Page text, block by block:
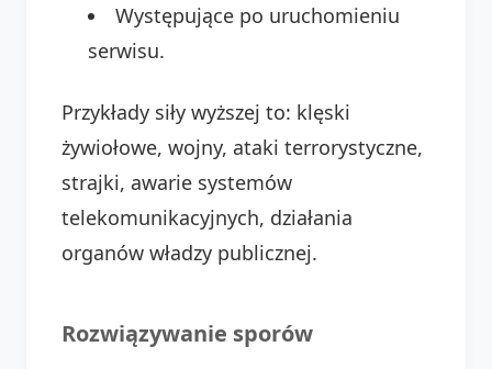
Występujące po uruchomieniu
serwisu.
Przykłady siły wyższej to: klęski
żywiołowe, wojny, ataki terrorystyczne,
strajki, awarie systemów
telekomunikacyjnych, działania
organów władzy publicznej.
Rozwiązywanie sporów